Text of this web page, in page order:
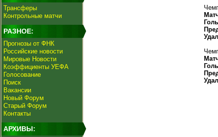
Трансферы
Контрольные матчи
РАЗНОЕ:
Прогнозы от ФНК
Российские новости
Мировые Новости
Коэффициенты УЕФА
Голосование
Поиск
Вакансии
Новый Форум
Старый Форум
Контакты
АРХИВЫ: